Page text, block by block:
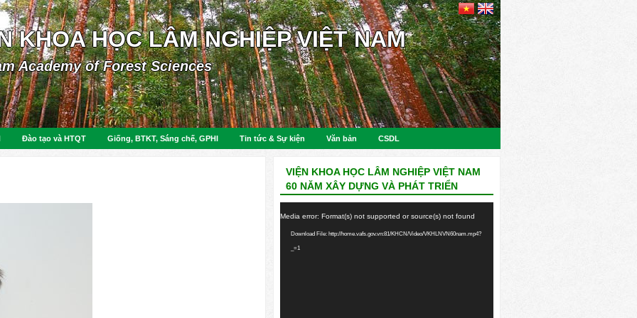
KHOA HỌC LÂM NGHIỆP VIỆT NAM
Academy of Forest Sciences
Đào tạo và HTQT Giống, BTKT, Sáng chế, GPHI Tin tức & Sự kiện Văn bản CSDL
VIỆN KHOA HỌC LÂM NGHIỆP VIỆT NAM
60 NĂM XÂY DỰNG VÀ PHÁT TRIỂN
Media error: Format(s) not supported or source(s) not found
Download File: http://home.vafs.gov.vn:81/KHCN/Video/VKHLNVN60nam.mp4?
_=1